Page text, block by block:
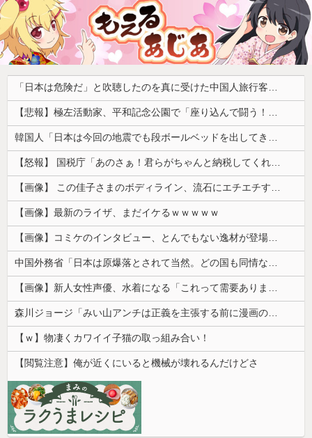
「日本は危険だ」と吹聴したのを真に受けた中国人旅行客、だが代替旅行先が日本ほど安全ではなかった結果……
【悲報】極左活動家、平和記念公園で「座り込んで闘う！」と意気込むも… → 警察に完全排除されてしまう ………
韓国人「日本は今回の地震でも段ボールベッドを出してきたので後進国なのは変わらないようです」
【怒報】 国税庁「あのさぁ！君らがちゃんと納税してくれないとこうなっちゃうけどどうする？！」←これw w w w w w w w
【画像】 この佳子さまのボディライン、流石にエチエチすぎやろ！
【画像】最新のライザ、まだイケるｗｗｗｗｗ
【画像】コミケのインタビュー、とんでもない逸材が登場ｗｗｗｗｗｗ 【Pickup07092041】
中国外務省「日本は原爆落とされて当然。どの国も同情なんかしない」
【画像】新人女性声優、水着になる「これって需要ありますか？」
森川ジョージ「みい山アンチは正義を主張する前に漫画の無断転載をやめろよ」←これwwww
【ｗ】物凄くカワイイ子猫の取っ組み合い！
【閲覧注意】俺が近くにいると機械が壊れるんだけどさ